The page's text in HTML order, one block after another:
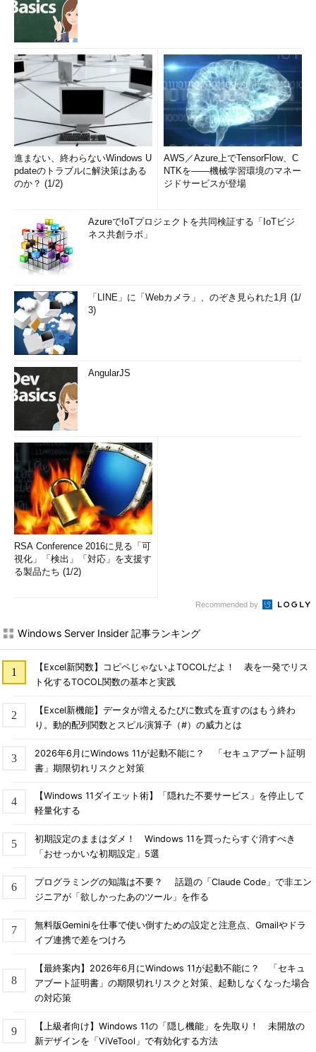
進まない、終わらないWindows U
pdateのトラブルに解決策はある
のか？ (1/2)
AWS／Azure上でTensorFlow、C
NTKを――機械学習環境のマネー
ジドサービスが登場
AzureでIoTプロジェクトを共同検証する「IoTビジ
ネス共創ラボ」
「LINE」に「Webカメラ」、のぞき見られた1月 (1/
3)
AngularJS
RSA Conference 2016に見る「可
視化」「検出」「対応」を支援す
る製品たち (1/2)
Recommended by
Windows Server Insider 記事ランキング
【Excel新関数】コピペじゃないよTOCOLだよ！ 表を一発でリス
ト化するTOCOL関数の基本と実践
【Excel新機能】データが増えるたびに数式を直すのはもう終わ
り。動的配列関数とスピル演算子（#）の威力とは
2026年6月にWindows 11が起動不能に？ 「セキュアブート証明
書」期限切れリスクと対策
【Windows 11ダイエット術】「隠れた不要サービス」を停止して
軽量化する
初期設定のままはダメ！ Windows 11を買ったらすぐ消すべき
「おせっかいな初期設定」5選
プログラミングの知識は不要？ 話題の「Claude Code」で非エン
ジニアが「欲しかったあのツール」を作る
無料版Geminiを仕事で使い倒すための設定と注意点、Gmailやドラ
イブ連携で差をつけろ
【最終案内】2026年6月にWindows 11が起動不能に？ 「セキュ
アブート証明書」の期限切れリスクと対策、起動しなくなった場合
の対応策
【上級者向け】Windows 11の「隠し機能」を先取り！ 未開放の
新デザインを「ViVeTool」で有効化する方法